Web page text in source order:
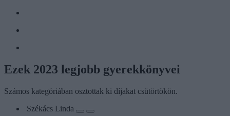
Ezek 2023 legjobb gyerekkönyvei
Számos kategóriában osztottak ki díjakat csütörtökön.
Székács Linda